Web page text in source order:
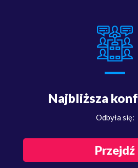
Najbliższa
Odbyła się:
Przejdź